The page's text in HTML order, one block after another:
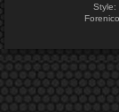
Style: